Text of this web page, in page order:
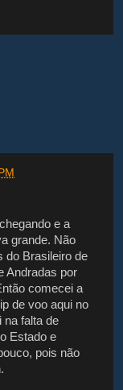
e a
grande. Não
do Brasileiro de
Andradas por
comecei a
de voo aqui no
na falta de
Estado e
pois não